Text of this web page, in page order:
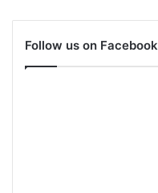
Follow us on Facebook